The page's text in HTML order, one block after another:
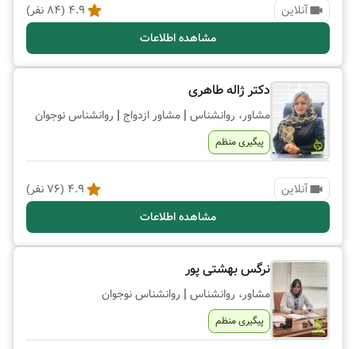
آنلاین 4.9
(
84 نفر)
مشاهده اطلاعات
دکتر ژاله طاهری
مشاور، روانشناس | مشاور ازدواج | روانشناس نوجوان
پیگیری منظم
آنلاین 4.9
(
76 نفر)
مشاهده اطلاعات
نرگس بهشتی پور
مشاور، روانشناس | روانشناس نوجوان
پیگیری منظم